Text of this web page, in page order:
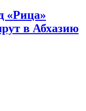
«Рица»
в Абхазию